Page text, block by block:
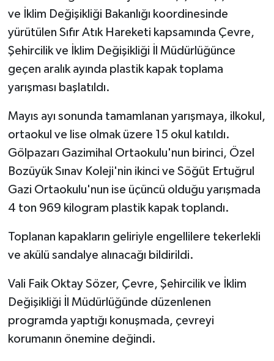
ve İklim Değişikliği Bakanlığı koordinesinde
yürütülen Sıfır Atık Hareketi kapsamında Çevre,
Şehircilik ve İklim Değişikliği İl Müdürlüğünce
geçen aralık ayında plastik kapak toplama
yarışması başlatıldı.
Mayıs ayı sonunda tamamlanan yarışmaya, ilkokul,
ortaokul ve lise olmak üzere 15 okul katıldı.
Gölpazarı Gazimihal Ortaokulu'nun birinci, Özel
Bozüyük Sınav Koleji'nin ikinci ve Söğüt Ertuğrul
Gazi Ortaokulu'nun ise üçüncü olduğu yarışmada
4 ton 969 kilogram plastik kapak toplandı.
Toplanan kapakların geliriyle engellilere tekerlekli
ve akülü sandalye alınacağı bildirildi.
Vali Faik Oktay Sözer, Çevre, Şehircilik ve İklim
Değişikliği İl Müdürlüğünde düzenlenen
programda yaptığı konuşmada, çevreyi
korumanın önemine değindi.